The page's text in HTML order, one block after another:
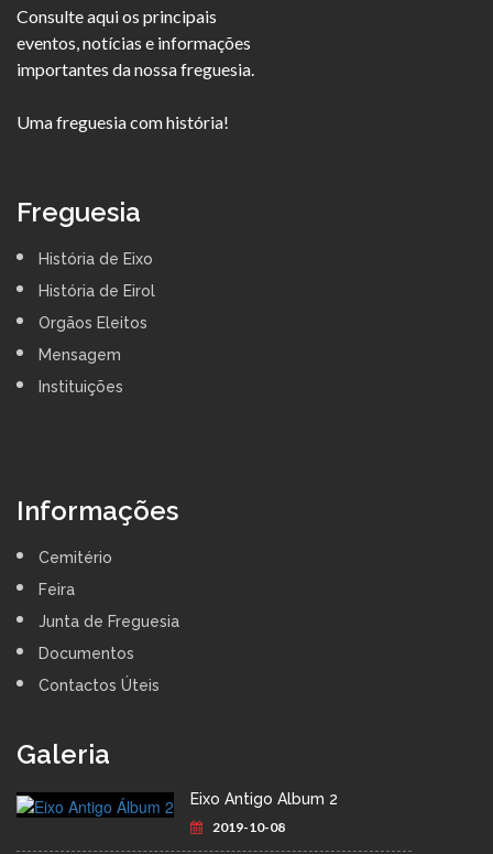
Consulte aqui os principais
eventos, notícias e informações
importantes da nossa freguesia.
Uma freguesia com história!
Freguesia
História de Eixo
História de Eirol
Orgãos Eleitos
Mensagem
Instituições
Informações
Cemitério
Feira
Junta de Freguesia
Documentos
Contactos Úteis
Galeria
Eixo Antigo Álbum 2
2019-10-08